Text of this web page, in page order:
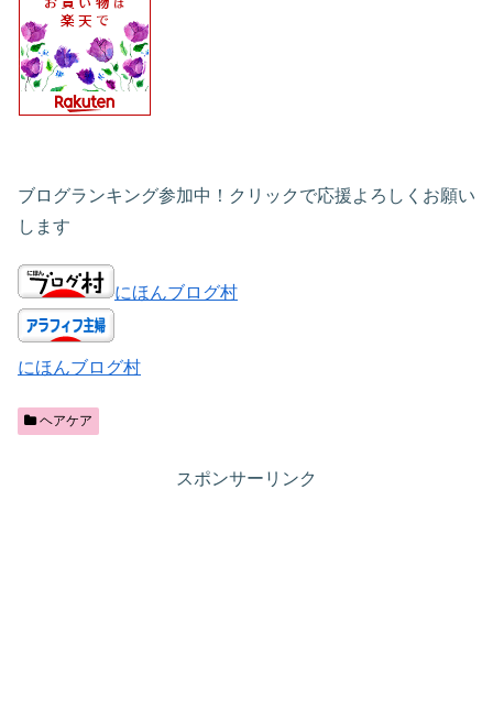
ブログランキング参加中！クリックで応援よろしくお願い
します
にほんブログ村
にほんブログ村
ヘアケア
スポンサーリンク